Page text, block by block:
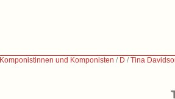
Komponistinnen und Komponisten / D /Tina